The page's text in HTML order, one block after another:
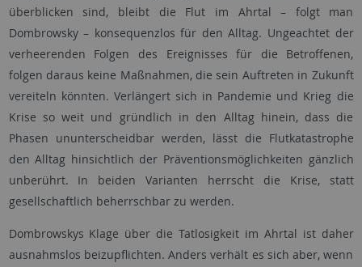
überblicken sind, bleibt die Flut im Ahrtal – folgt man
Dombrowsky – konsequenzlos für den Alltag. Ungeachtet der
verheerenden Folgen des Ereignisses für die Betroffenen,
folgen daraus keine Maßnahmen, die sein Auftreten in Zukunft
vereiteln könnten. Verlängert sich in Pandemie und Krieg die
Krise so weit und gründlich in den Alltag hinein, dass die
Phasen ununterscheidbar werden, lässt die Flutkatastrophe
den Alltag hinsichtlich der Präventionsmöglichkeiten gänzlich
unberührt. In beiden Varianten herrscht die Krise, statt
gesellschaftlich beherrschbar zu werden.
Dombrowskys Klage über die Tatlosigkeit im Ahrtal ist daher
ausnahmslos beizupflichten. Anders verhält es sich aber, wenn